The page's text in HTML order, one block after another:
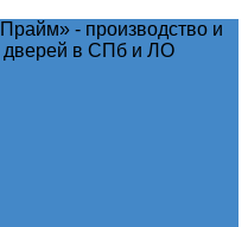
- производство и
дверей в СПб и ЛО